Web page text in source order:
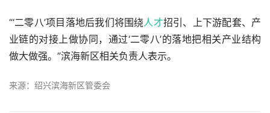
“‘二零八’项目落地后我们将围绕人才招引、上下游配套、产
业链的对接上做协同，通过‘二零八’的落地把相关产业结构
做大做强。”滨海新区相关负责人表示。
来源：绍兴滨海新区管委会